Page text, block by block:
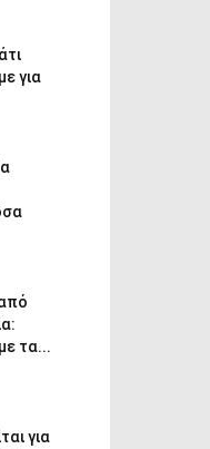
για
τα...
για